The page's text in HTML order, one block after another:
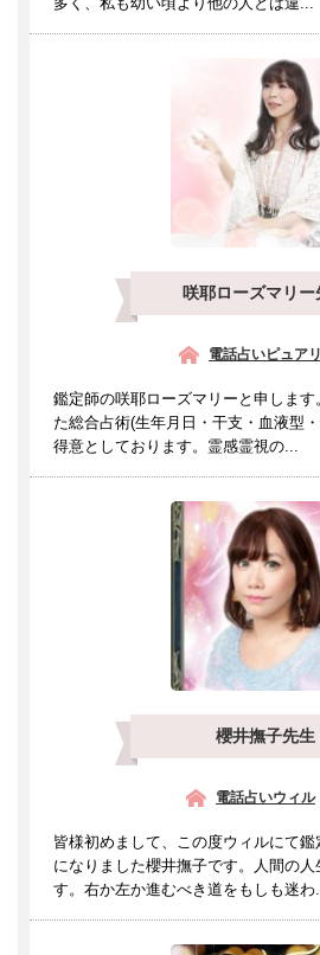
咲耶ローズマリー
電話占いピュアリ
鑑定師の咲耶ローズマリーと申します
た総合占術(生年月日・干支・血液型
得意としております。霊感霊視の...
櫻井撫子先生
電話占いウィル
皆様初めまして、この度ウィルにて
になりました櫻井撫子です。人間の
す。右か左か進むべき道をもしも迷わ...